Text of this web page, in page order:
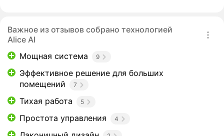
Важное из отзывов собрано технологией
Alice AI
Мощная система
9
Эффективное решение для больших
помещений
7
Тихая работа 5
Простота управления 4